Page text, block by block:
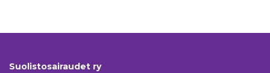
Suolistosairaudet ry